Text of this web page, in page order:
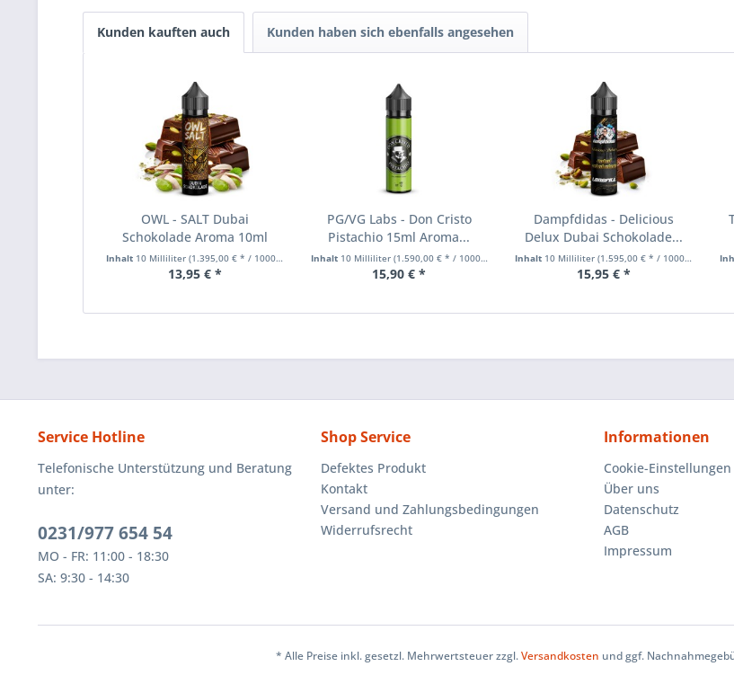
Kunden kauften auch Kunden haben sich ebenfalls angesehen
OWL - SALT Dubai
Schokolade Aroma 10ml
Inhalt 10 Milliliter (1.395,00 € * / 1000 Milliliter)
13,95 € *
PG/VG Labs - Don Cristo
Pistachio 15ml Aroma...
Inhalt 10 Milliliter (1.590,00 € * / 1000 Milliliter)
15,90 € *
Dampfdidas - Delicious
Delux Dubai Schokolade...
Inhalt 10 Milliliter(1.595,00 € * / 1000 Milliliter)
15,95 € *
Service Hotline
Telefonische Unterstützung und Beratung
unter:
0231/977 654 54
MO - FR: 11:00 - 18:30
SA: 9:30 - 14:30
Shop Service
Defektes Produkt
Kontakt
Versand und Zahlungsbedingungen
Widerrufsrecht
Informationen
Cookie-Einstellungen
Über uns
Datenschutz
AGB
Impressum
* Alle Preise inkl. gesetzl. Mehrwertsteuer zzgl.Versandkosten und ggf.